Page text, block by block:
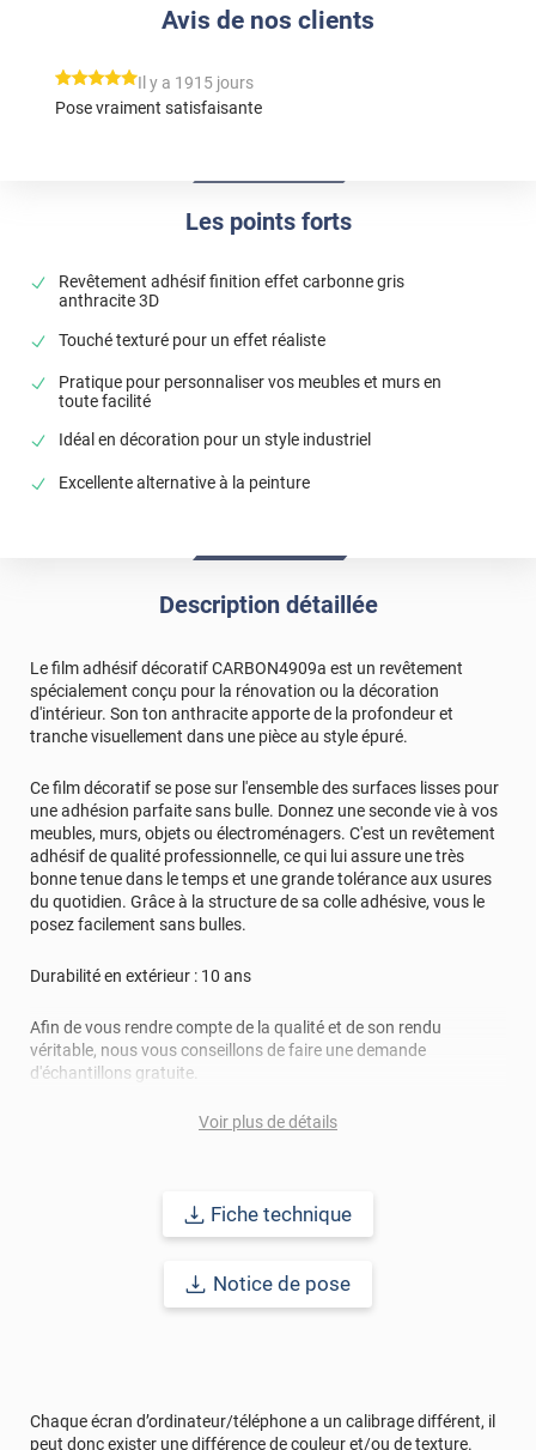
Les points forts
Revêtement adhésif finition effet carbonne gris
anthracite 3D
Touché texturé pour un effet réaliste
Pratique pour personnaliser vos meubles et murs en
toute facilité
Idéal en décoration pour un style industriel
Excellente alternative à la peinture
Avis de nos clients
*****
Il y a 1915 jours
Pose vraiment satisfaisante
Description détaillée
Le film adhésif décoratif CARBON4909a est un revêtement
spécialement conçu pour la rénovation ou la décoration
d'intérieur. Son ton anthracite apporte de la profondeur et
tranche visuellement dans une pièce au style épuré.
Ce film décoratif se pose sur l'ensemble des surfaces lisses pour
une adhésion parfaite sans bulle. Donnez une seconde vie à vos
meubles, murs, objets ou électroménagers. C'est un revêtement
adhésif de qualité professionnelle, ce qui lui assure une très
bonne tenue dans le temps et une grande tolérance aux usures
du quotidien. Grâce à la structure de sa colle adhésive, vous le
posez facilement sans bulles.
Durabilité en extérieur : 10 ans
Afin de vous rendre compte de la qualité et de son rendu
véritable, nous vous conseillons de faire une demande
d'échantillons gratuite.
Voir plus de détails
Fiche technique
Notice de pose
Chaque écran d’ordinateur/téléphone a un calibrage différent, il
peut donc exister une différence de couleur et/ou de texture.